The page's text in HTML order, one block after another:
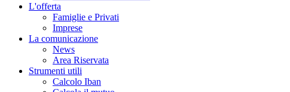
L'offerta
Famiglie e Privati
Imprese
La comunicazione
News
Area Riservata
Strumenti utili
Calcolo Iban